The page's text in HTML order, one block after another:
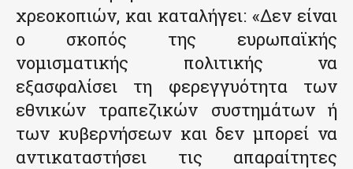
χρεοκοπιών, και καταλήγει: «Δεν είναι
ο σκοπός της ευρωπαϊκής
νομισματικής πολιτικής να
εξασφαλίσει τη φερεγγυότητα των
εθνικών τραπεζικών συστημάτων ή
των κυβερνήσεων και δεν μπορεί να
αντικαταστήσει τις απαραίτητες